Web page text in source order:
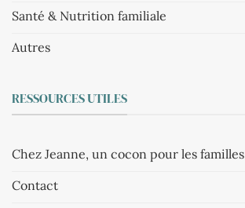
Santé & Nutrition familiale
Autres
RESSOURCES UTILES
Chez Jeanne, un cocon pour les familles
Contact